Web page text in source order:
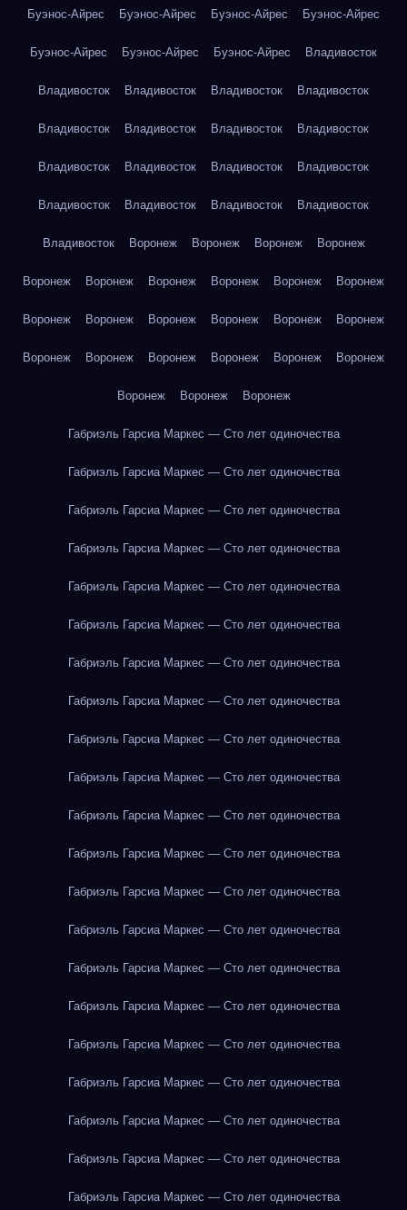
Буэнос-Айрес Буэнос-Айрес Буэнос-Айрес Буэнос-Айрес
Буэнос-Айрес Буэнос-Айрес Буэнос-Айрес Владивосток
Владивосток Владивосток Владивосток Владивосток
Владивосток Владивосток Владивосток Владивосток
Владивосток Владивосток Владивосток Владивосток
Владивосток Владивосток Владивосток Владивосток
Владивосток Воронеж Воронеж Воронеж Воронеж
Воронеж Воронеж Воронеж Воронеж Воронеж Воронеж
Воронеж Воронеж Воронеж Воронеж Воронеж Воронеж
Воронеж Воронеж Воронеж Воронеж Воронеж Воронеж
Воронеж Воронеж Воронеж
Габриэль Гарсиа Маркес — Сто лет одиночества
Габриэль Гарсиа Маркес — Сто лет одиночества
Габриэль Гарсиа Маркес — Сто лет одиночества
Габриэль Гарсиа Маркес — Сто лет одиночества
Габриэль Гарсиа Маркес — Сто лет одиночества
Габриэль Гарсиа Маркес — Сто лет одиночества
Габриэль Гарсиа Маркес — Сто лет одиночества
Габриэль Гарсиа Маркес — Сто лет одиночества
Габриэль Гарсиа Маркес — Сто лет одиночества
Габриэль Гарсиа Маркес — Сто лет одиночества
Габриэль Гарсиа Маркес — Сто лет одиночества
Габриэль Гарсиа Маркес — Сто лет одиночества
Габриэль Гарсиа Маркес — Сто лет одиночества
Габриэль Гарсиа Маркес — Сто лет одиночества
Габриэль Гарсиа Маркес — Сто лет одиночества
Габриэль Гарсиа Маркес — Сто лет одиночества
Габриэль Гарсиа Маркес — Сто лет одиночества
Габриэль Гарсиа Маркес — Сто лет одиночества
Габриэль Гарсиа Маркес — Сто лет одиночества
Габриэль Гарсиа Маркес — Сто лет одиночества
Габриэль Гарсиа Маркес — Сто лет одиночества